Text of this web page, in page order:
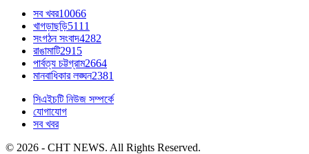
সব খবর10066
খাগড়াছড়ি5111
সংগঠন সংবাদ4282
রাঙামাটি2915
পার্বত্য চট্টগ্রাম2664
মানবাধিকার লঙ্ঘন2381
সিএইচটি নিউজ সম্পর্কে
যোগাযোগ
সব খবর
© 2026 - CHT NEWS. All Rights Reserved.